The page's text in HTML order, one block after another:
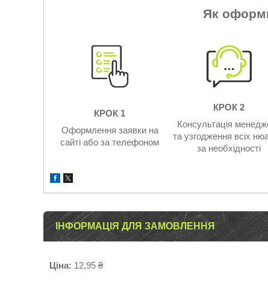
Як
КРОК 1
Оформлення заявки на
сайті або за телефоном
КРОК 2
Консультація
та узгодження всіх
за необхідності
ІНФОРМАЦІЯ ДЛЯ ЗАМОВЛЕННЯ
Ціна: 12,95 ₴